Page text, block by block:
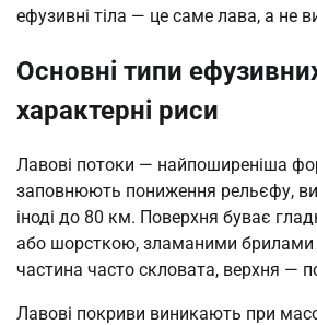
ефузивні тіла — це саме лава, а не
Основні типи ефузивних
характерні риси
Лавові потоки — найпоширеніша
заповнюють пониження рельєфу,
іноді до 80 км. Поверхня буває
або шорсткою, зламаними
частина часто скловата, верхня —
Лавові покриви виникають при